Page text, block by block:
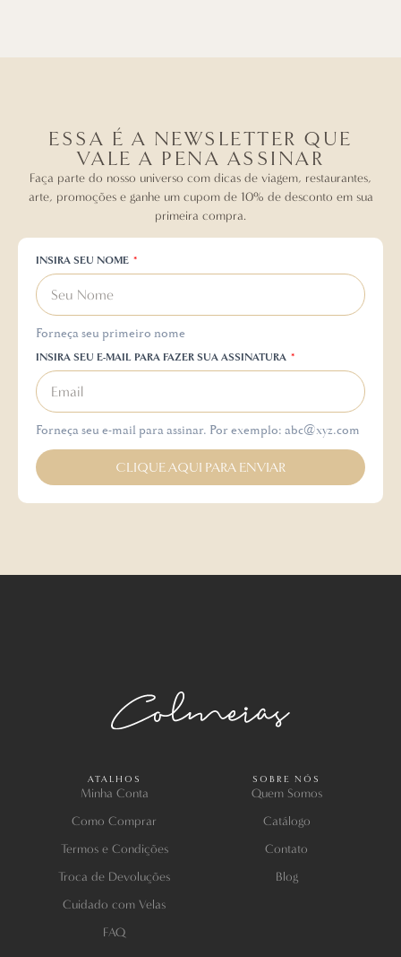
ESSA É A NEWSLETTER QUE
VALE A PENA ASSINAR
Faça parte do nosso universo com dicas de viagem, restaurantes,
arte, promoções e ganhe um cupom de 10% de desconto em sua
primeira compra.
INSIRA SEU NOME
Forneça seu primeiro nome
INSIRA SEU E-MAIL PARA FAZER SUA ASSINATURA
Forneça seu e-mail para assinar. Por exemplo: abc@xyz.com
CLIQUE AQUI PARA ENVIAR
SOBRE NÓS
Quem Somos
Catálogo
Contato
Blog
ATALHOS
Minha Conta
Como Comprar
Termos e Condições
Troca de Devoluções
Cuidado com Velas
FAQ